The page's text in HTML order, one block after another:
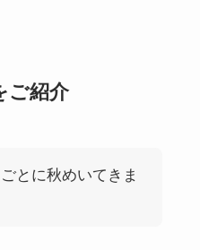
ご紹介
とに秋めいてきま